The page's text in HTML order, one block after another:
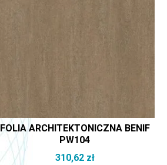
FOLIA ARCHITEKTONICZNA BENIF
PW104
310,62 zł